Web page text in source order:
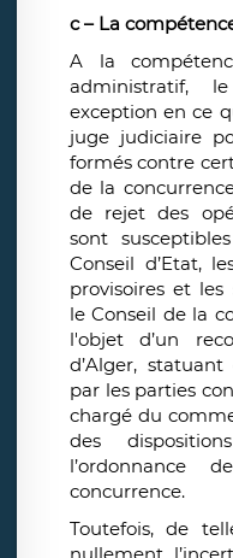
c – La
A la
administratif,
exception en ce
juge judiciaire
formés contre
de la
de rejet des
sont
Conseil d’Etat,
provisoires et
le Conseil de la
l'objet d’un
d’Alger,
par les parties
chargé du
des
concurrence.
Toutefois, de